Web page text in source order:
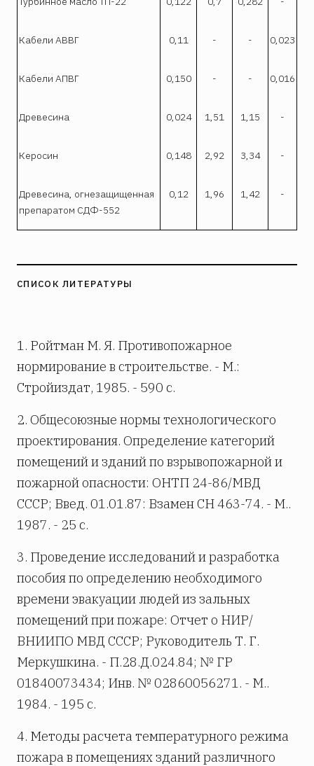
Кабели АВВГ 0,11 - - 0,023
Кабели АПВГ 0,150 - - 0,016
Древесина 0,024 1,51 1,15 -
Керосин 0,148 2,92 3,34 -
Древесина, огнезащищенная
препаратом СДФ-552
0,12 1,96 1,42 -
СПИСОК ЛИТЕРАТУРЫ
1. Ройтман М. Я. Противопожарное
нормирование в строительстве. - М.:
Стройиздат, 1985. - 590 с.
2. Общесоюзные нормы технологического
проектирования. Определение категорий
помещений и зданий по взрывопожарной и
пожарной опасности: ОНТП 24-86/МВД
СССР; Введ. 01.01.87: Взамен СН 463-74. - М..
1987. - 25 с.
3. Проведение исследований и разработка
пособия по определению необходимого
времени эвакуации людей из зальных
помещений при пожаре: Отчет о НИР/
ВНИИПО МВД СССР; Руководитель Т. Г.
Меркушкина. - П.28.Д.024.84; № ГР
01840073434; Инв. № 02860056271. - М..
1984. - 195 с.
4. Методы расчета температурного режима
пожара в помещениях зданий различного